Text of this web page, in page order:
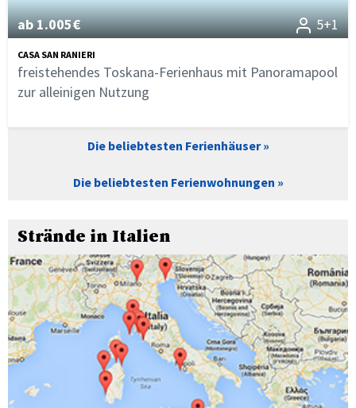
ab 1.005€ 5+1
CASA SAN RANIERI
freistehendes Toskana-Ferienhaus mit Panoramapool
zur alleinigen Nutzung
Die beliebtesten Ferienhäuser
Die beliebtesten Ferienwohnungen
Strände in Italien